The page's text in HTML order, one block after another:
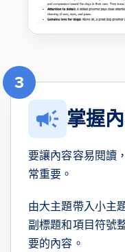
3
掌握
要讓內容容易閱讀
常重要。
由大主題帶入小主
副標題和項目符號
要的內容。